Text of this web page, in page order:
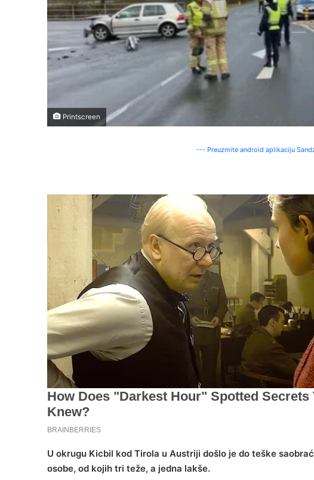
Printscreen
--- Preuzmite android aplikaciju
U okrugu Kicbil kod Tirola u Austriji došlo je do teške
osobe, od kojih tri teže, a jedna lakše.